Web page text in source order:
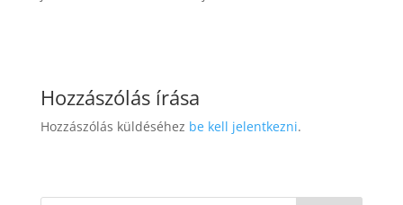
Hozzászólás írása
Hozzászólás küldéséhez be kell jelentkezni.